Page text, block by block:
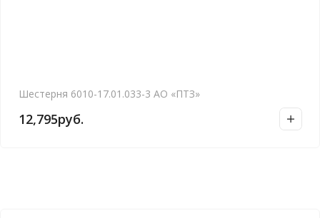
Шестерня 6010-17.01.033-3 АО «ПТЗ»
12,795руб.